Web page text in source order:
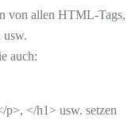
von allen HTML-Tags,
auch:
p>, </h1> usw. setzen